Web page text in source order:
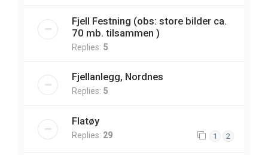
Fjell Festning (obs: store bilder ca.
70 mb. tilsammen )
Replies: 5
Fjellanlegg, Nordnes
Replies: 5
Flatøy
Replies: 29 1 2